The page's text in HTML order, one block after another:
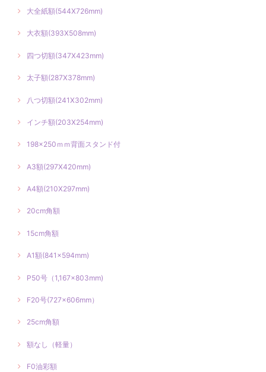
大全紙額(544X726mm)
大衣額(393X508mm)
四つ切額(347X423mm)
太子額(287X378mm)
八つ切額(241X302mm)
インチ額(203X254mm)
198×250ｍｍ背面スタンド付
A3額(297X420mm)
A4額(210X297mm)
20cm角額
15cm角額
A1額(841×594mm)
P50号（1,167×803mm)
F20号(727×606mm）
25cm角額
額なし（軽量）
F0油彩額